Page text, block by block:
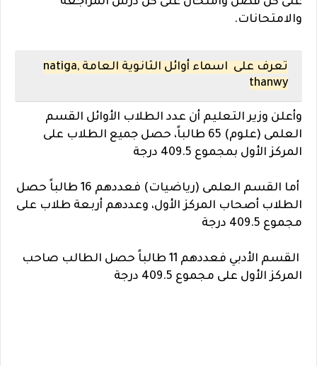
والامتحانات.
تعرف على اسماء أوائل الثانوية العامة ,natiga
thanwy
وأعلن وزير التعليم أن عدد الطلاب الأوائل القسم
العلمى (علوم) 65 طالباً، حصل جميع الطلاب على
المركز الأول بمجموع 409.5 درجة
أما القسم العلمى (رياضيات) فعددهم 16 طالباً حصل
الطلاب أصحاب المركز الأول، وعددهم أربعة طلاب على
مجموع 409.5 درجة
القسم الأدبي فعددهم 11 طالباً حصل الطالب صاحب
المركز الأول على مجموع 409.5 درجة